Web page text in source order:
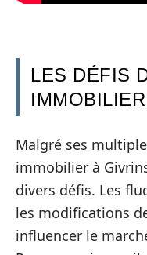
LES DÉFIS
Malgré ses
immobilier à
divers défis. Les
les modifications
influencer le